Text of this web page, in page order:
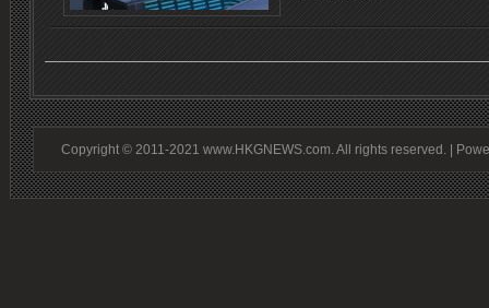
Copyright © 2011-2021 www.HKGNEWS.com. All rights reserved. |